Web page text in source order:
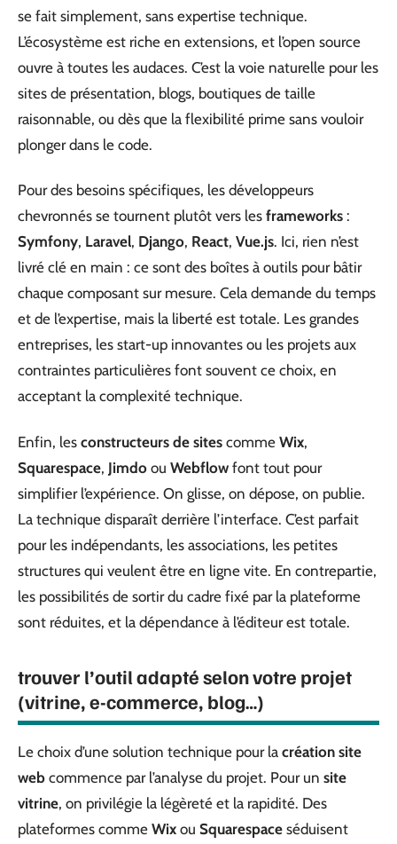
se fait simplement, sans expertise technique.
L’écosystème est riche en extensions, et l’open source
ouvre à toutes les audaces. C’est la voie naturelle pour les
sites de présentation, blogs, boutiques de taille
raisonnable, ou dès que la flexibilité prime sans vouloir
plonger dans le code.
Pour des besoins spécifiques, les développeurs
chevronnés se tournent plutôt vers les frameworks :
Symfony, Laravel, Django, React, Vue.js. Ici, rien n’est
livré clé en main : ce sont des boîtes à outils pour bâtir
chaque composant sur mesure. Cela demande du temps
et de l’expertise, mais la liberté est totale. Les grandes
entreprises, les start-up innovantes ou les projets aux
contraintes particulières font souvent ce choix, en
acceptant la complexité technique.
Enfin, les constructeurs de sites comme Wix,
Squarespace, Jimdo ou Webflow font tout pour
simplifier l’expérience. On glisse, on dépose, on publie.
La technique disparaît derrière l’interface. C’est parfait
pour les indépendants, les associations, les petites
structures qui veulent être en ligne vite. En contrepartie,
les possibilités de sortir du cadre fixé par la plateforme
sont réduites, et la dépendance à l’éditeur est totale.
trouver l’outil adapté selon votre projet
(vitrine, e-commerce, blog…)
Le choix d’une solution technique pour la création site
web commence par l’analyse du projet. Pour un site
vitrine, on privilégie la légèreté et la rapidité. Des
plateformes comme Wix ou Squarespace séduisent